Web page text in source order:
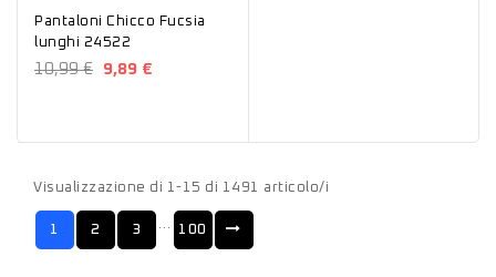
Pantaloni Chicco Fucsia
lunghi 24522
10,99 € 9,89 €
Visualizzazione di 1-15 di 1491 articolo/i
1 2 3 … 100